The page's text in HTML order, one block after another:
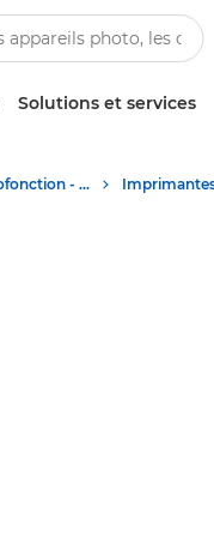
Solutions et services
Imprimantes monofonction - Canon Luxembourg